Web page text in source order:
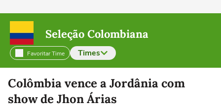
Seleção Colombiana
Favoritar Time Times
Selecione o time para ver as notícias
Colômbia vence a Jordânia com
show de Jhon Árias